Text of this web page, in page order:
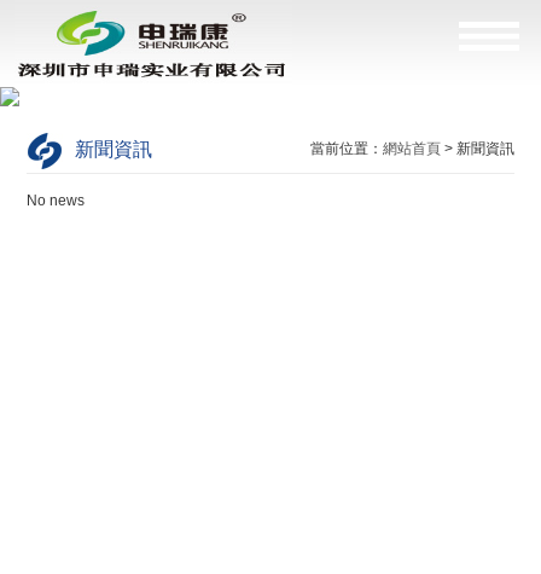
新聞資訊 當前位置： 網站首頁> 新聞資訊
No news